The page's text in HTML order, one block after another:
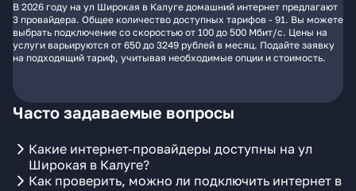
В 2026 году на ул Широкая в Калуге домашний интернет предлагают
3 провайдера. Общее количество доступных тарифов - 91. Вы можете
выбрать подключение со скоростью от 100 до 500 Мбит/с. Цены на
услуги варьируются от 650 до 3249 рублей в месяц. Подайте заявку
на подходящий тариф, учитывая необходимые опции и стоимость.
Часто задаваемые вопросы
Какие интернет-провайдеры доступны на ул
Широкая в Калуге?
Как проверить, можно ли подключить интернет в